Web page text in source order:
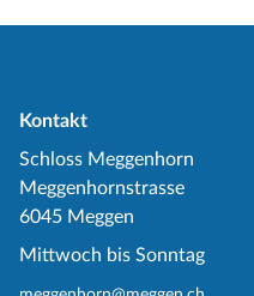
Kontakt
Schloss Meggenhorn
Meggenhornstrasse
6045 Meggen
Mittwoch bis Sonntag